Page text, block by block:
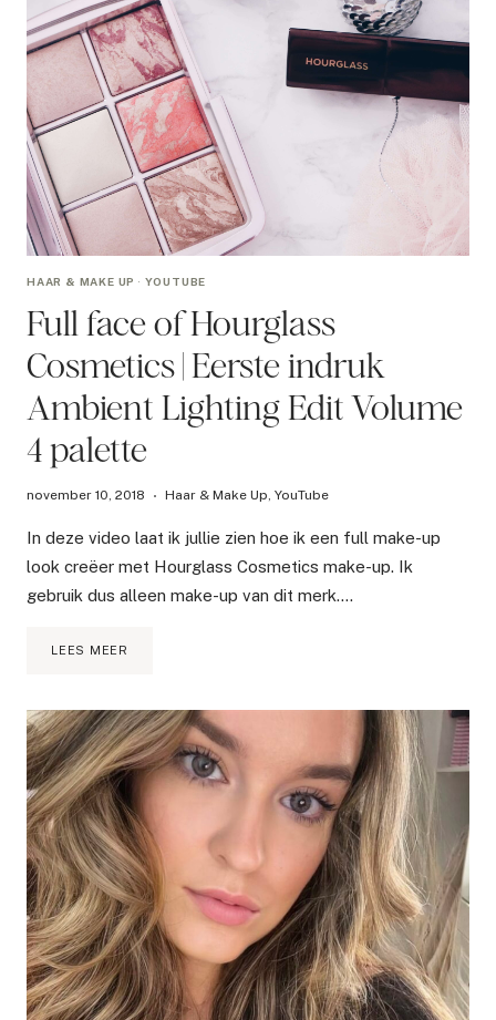
HAAR & MAKE UP · YOUTUBE
Full face of Hourglass
Cosmetics | Eerste indruk
Ambient Lighting Edit Volume
4 palette
november 10, 2018 Haar & Make Up,YouTube
In deze video laat ik jullie zien hoe ik een full make-up
look creëer met Hourglass Cosmetics make-up. Ik
gebruik dus alleen make-up van dit merk….
LEES MEER
COSMETICS
|
EERSTE
INDRUK
LIGHTING
EDIT
VOLUME
4
PALETTE